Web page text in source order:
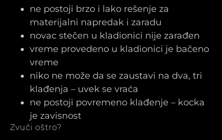
ne postoji brzo i lako rešenje za
materijalni napredak i zaradu
novac stečen u kladionici nije zarađen
vreme provedeno u kladionici je bačeno
vreme
niko ne može da se zaustavi na dva, tri
klađenja – uvek se vraća
ne postoji povremeno klađenje – kocka
je zavisnost
Zvuči oštro?